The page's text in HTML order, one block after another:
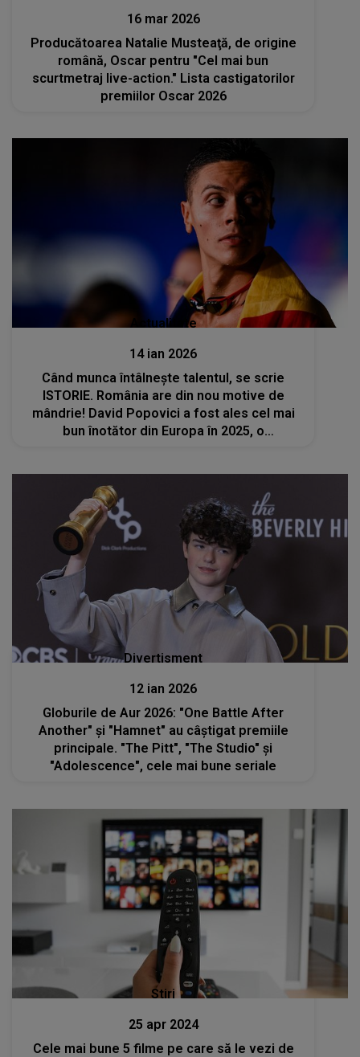
16 mar 2026
Producătoarea Natalie Musteaţă, de origine
română, Oscar pentru "Cel mai bun
scurtmetraj live-action." Lista castigatorilor
premiilor Oscar 2026
Actualitate
14 ian 2026
Când munca întâlneşte talentul, se scrie
ISTORIE. România are din nou motive de
mândrie! David Popovici a fost ales cel mai
bun înotător din Europa în 2025, o
Divertisment
12 ian 2026
Globurile de Aur 2026: "One Battle After
Another" şi "Hamnet" au câştigat premiile
principale. "The Pitt", "The Studio" şi
"Adolescence", cele mai bune seriale
Stiri
25 apr 2024
Cele mai bune 5 filme pe care să le vezi de